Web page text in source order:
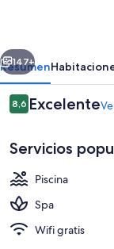
and
Apartments
Siguiente
147+
Resumen
Comentarios
8,68,6 de 10
Excelente
Servicios
Piscina
Spa
Wifi gratis